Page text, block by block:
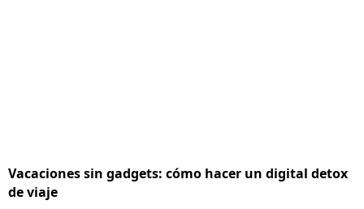
Vacaciones sin gadgets: cómo hacer un digital detox
de viaje